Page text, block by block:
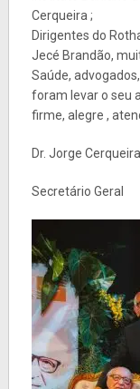
Cerqueira ;
Dirigentes do
Jecé Brandão,
Saúde,
foram levar o seu
firme, alegre ,
Dr. Jorge Cerqueira
Secretário Geral